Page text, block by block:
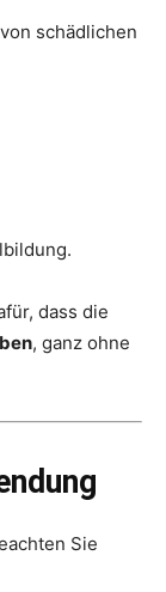
schädlichen
dass die
, ganz ohne
Sie